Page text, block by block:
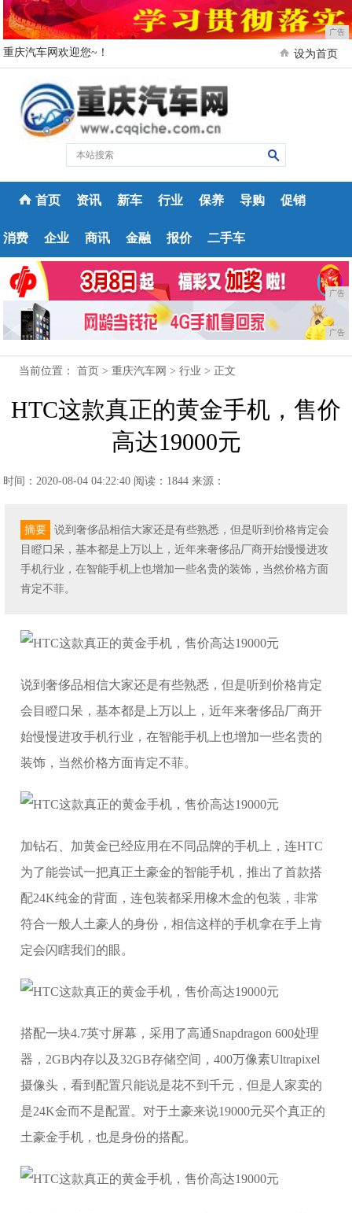
广告
重庆汽车网欢迎您~！ 设为首页
首页 资讯 新车 行业 保养 导购 促销
消费 企业 商讯 金融 报价 二手车
广告
广告
当前位置：首页 >重庆汽车网 >行业 > 正文
HTC这款真正的黄金手机，售价
高达19000元
时间：2020-08-04 04:22:40 阅读：1844 来源：
摘要
说到奢侈品相信大家还是有些熟悉，但是听到价格肯定会
目瞪口呆，基本都是上万以上，近年来奢侈品厂商开始慢慢进攻
手机行业，在智能手机上也增加一些名贵的装饰，当然价格方面
肯定不菲。
说到奢侈品相信大家还是有些熟悉，但是听到价格肯定
会目瞪口呆，基本都是上万以上，近年来奢侈品厂商开
始慢慢进攻手机行业，在智能手机上也增加一些名贵的
装饰，当然价格方面肯定不菲。
加钻石、加黄金已经应用在不同品牌的手机上，连HTC
为了能尝试一把真正土豪金的智能手机，推出了首款搭
配24K纯金的背面，连包装都采用橡木盒的包装，非常
符合一般人土豪人的身份，相信这样的手机拿在手上肯
定会闪瞎我们的眼。
搭配一块4.7英寸屏幕，采用了高通Snapdragon 600处理
器，2GB内存以及32GB存储空间，400万像素Ultrapixel
摄像头，看到配置只能说是花不到千元，但是人家卖的
是24K金而不是配置。对于土豪来说19000元买个真正的
土豪金手机，也是身份的搭配。